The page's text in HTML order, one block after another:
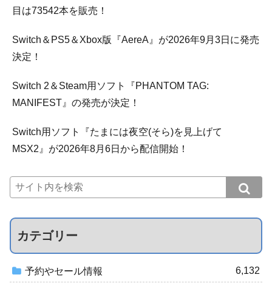
目は73542本を販売！
Switch＆PS5＆Xbox版『AereA』が2026年9月3日に発売
決定！
Switch 2＆Steam用ソフト『PHANTOM TAG:
MANIFEST』の発売が決定！
Switch用ソフト『たまには夜空(そら)を見上げて
MSX2』が2026年8月6日から配信開始！
カテゴリー
予約やセール情報 6,132